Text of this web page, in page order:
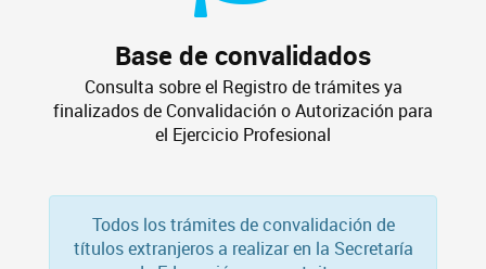
Base de convalidados
Consulta sobre el Registro de trámites ya
finalizados de Convalidación o Autorización para
el Ejercicio Profesional
Todos los trámites de convalidación de
títulos extranjeros a realizar en la Secretaría